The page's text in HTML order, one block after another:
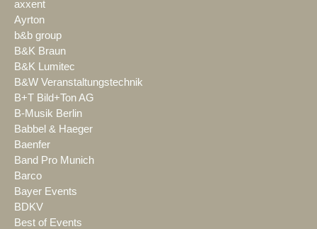
axxent
Ayrton
b&b group
B&K Braun
B&K Lumitec
B&W Veranstaltungstechnik
B+T Bild+Ton AG
B-Musik Berlin
Babbel & Haeger
Baenfer
Band Pro Munich
Barco
Bayer Events
BDKV
Best of Events